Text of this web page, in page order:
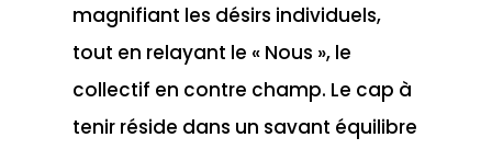
magnifiant les désirs individuels,
tout en relayant le « Nous », le
collectif en contre champ. Le cap à
tenir réside dans un savant équilibre